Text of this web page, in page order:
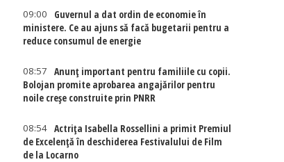
09:00
Guvernul a dat ordin de economie în
ministere. Ce au ajuns să facă bugetarii pentru a
reduce consumul de energie
08:57
Anunț important pentru familiile cu copii.
Bolojan promite aprobarea angajărilor pentru
noile creșe construite prin PNRR
08:54 Actriţa Isabella Rossellini a primit Premiul
de Excelenţă în deschiderea Festivalului de Film
de la Locarno